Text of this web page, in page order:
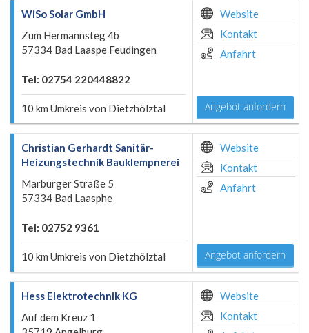
WiSo Solar GmbH
Zum Hermannsteg 4b
57334 Bad Laaspe Feudingen
Tel: 02754 220448822
10 km Umkreis von Dietzhölztal
Website
Kontakt
Anfahrt
Angebot anfordern
Christian Gerhardt Sanitär-
Heizungstechnik Bauklempnerei
Marburger Straße 5
57334 Bad Laasphe
Tel: 02752 9361
10 km Umkreis von Dietzhölztal
Website
Kontakt
Anfahrt
Angebot anfordern
Hess Elektrotechnik KG
Auf dem Kreuz 1
Website
Kontakt